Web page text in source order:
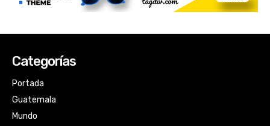
Categorías
Portada
Guatemala
Mundo